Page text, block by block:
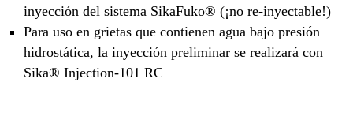
inyección del sistema SikaFuko® (¡no re-inyectable!)
Para uso en grietas que contienen agua bajo presión
hidrostática, la inyección preliminar se realizará con
Sika® Injection-101 RC